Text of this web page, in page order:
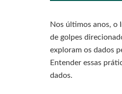
Nos últimos anos, o
de golpes
exploram os dados
Entender essas
dados.